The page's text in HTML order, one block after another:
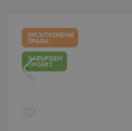
ЕКСКЛУЗИВНИ
ПРАВА
ЗАВЪРШЕН
ПРОЕКТ